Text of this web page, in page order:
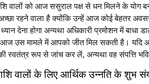
वालों को आज ससुराल पक्ष से धन मिलने के योग
रहने वाला है क्योंकि उन्हें आज कोई बेहतर
देना होगा अन्यथा अधिकारी प्रमोशन में
आज उस मामले में आपको जीत मिल सकती है। यदि
स्वतंत्र रूप से जांच कर लें, अन्यथा वह संपत्ति
वालों के लिए आर्थिक उन्नति के शुभ